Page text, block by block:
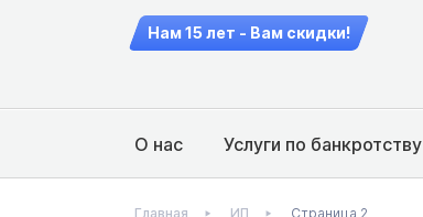
Нам 15 лет - Вам скидки!
О нас Услуги по банкротству
Главная ИП Страница 2